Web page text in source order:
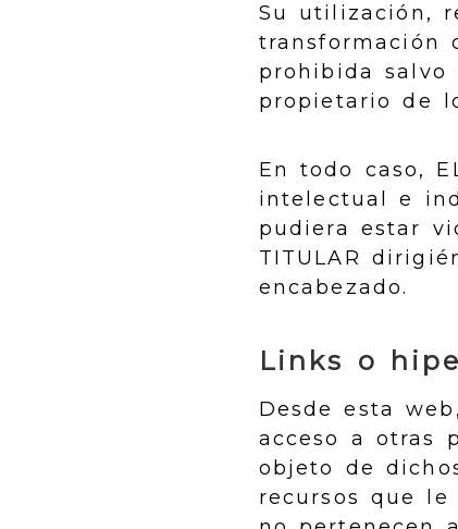
Su utilización,
transformación
prohibida salvo
propietario de
En todo caso,
intelectual e
pudiera estar
TITULAR
encabezado.
Links o
Desde esta
acceso a otras
objeto de
recursos que